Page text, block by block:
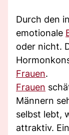
Durch den
emotionale
oder nicht.
Frauen.
Frauen
Männern
selbst lebt,
attraktiv.